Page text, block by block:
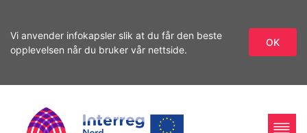
Vi anvender infokapsler slik at du får den beste
opplevelsen når du bruker vår nettside.
OK
innhold
Home Interreg